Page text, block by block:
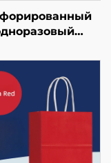
формы
бумаги для
закусок,
бутербродов,
для животных